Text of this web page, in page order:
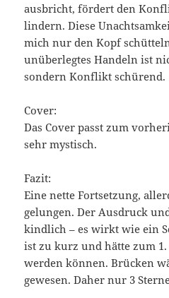
ausbricht, fördert den
lindern. Diese
mich nur den Kopf
unüberlegtes Handeln ist
sondern Konflikt schürend.
Cover:
Das Cover passt zum
sehr mystisch.
Fazit:
Eine nette Fortsetzung,
gelungen. Der Ausdruck
kindlich – es wirkt wie ein
ist zu kurz und hätte zum 1.
werden können. Brücken
gewesen. Daher nur 3